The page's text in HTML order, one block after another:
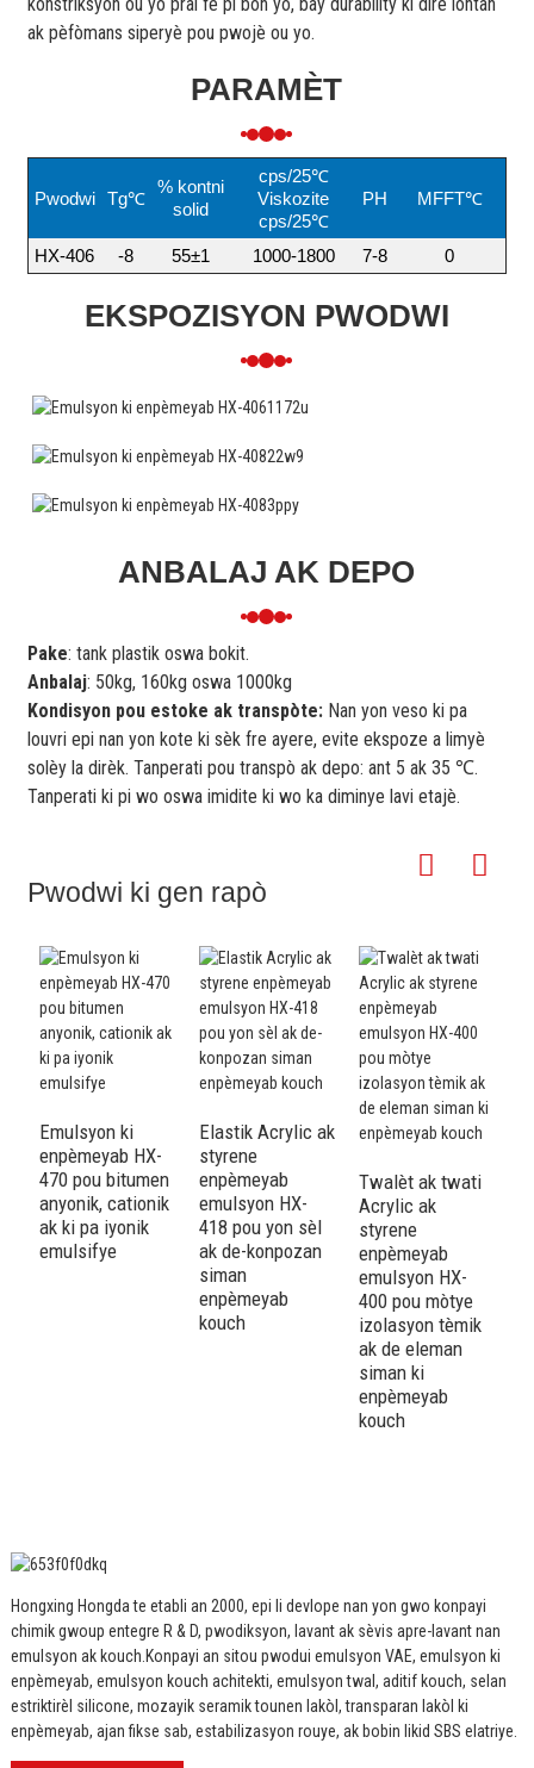
ak pèfòmans siperyè pou pwojè ou yo.
PARAMÈT
Pwodwi Tg℃
% kontni
solid
cps/25℃
Viskozite
cps/25℃
PH MFFT℃
HX-406 -8 55±1 1000-1800 7-8 0
EKSPOZISYON PWODWI
ANBALAJ AK DEPO
Pake: tank plastik oswa bokit.
Anbalaj: 50kg, 160kg oswa 1000kg
Kondisyon pou estoke ak transpòte:Nan yon veso ki pa
louvri epi nan yon kote ki sèk fre ayere, evite ekspoze a limyè
solèy la dirèk. Tanperati pou transpò ak depo: ant 5 ak 35 ℃.
Tanperati ki pi wo oswa imidite ki wo ka diminye lavi etajè.
Pwodwi ki gen rapò
Emulsyon ki
enpèmeyab HX-
470 pou bitumen
anyonik, cationik
ak ki pa iyonik
emulsifye
Elastik Acrylic ak
styrene
enpèmeyab
emulsyon HX-
418 pou yon sèl
ak de-konpozan
siman
enpèmeyab
kouch
Twalèt ak twati
Acrylic ak
styrene
enpèmeyab
emulsyon HX-
400 pou mòtye
izolasyon tèmik
ak de eleman
siman ki
enpèmeyab
kouch
Hongxing Hongda te etabli an 2000, epi li devlope nan yon gwo konpayi
chimik gwoup entegre R & D, pwodiksyon, lavant ak sèvis apre-lavant nan
emulsyon ak kouch. Konpayi an sitou pwodui emulsyon VAE, emulsyon ki
enpèmeyab, emulsyon kouch achitekti, emulsyon twal, aditif kouch, selan
estriktirèl silicone, mozayik seramik tounen lakòl, transparan lakòl ki
enpèmeyab, ajan fikse sab, estabilizasyon rouye, ak bobin likid SBS elatriye.